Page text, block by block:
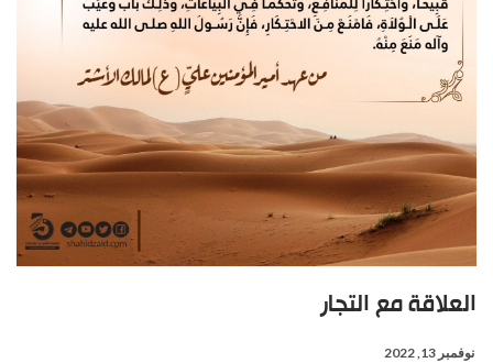
العلاقة مع التجار
نوفمبر 13, 2022